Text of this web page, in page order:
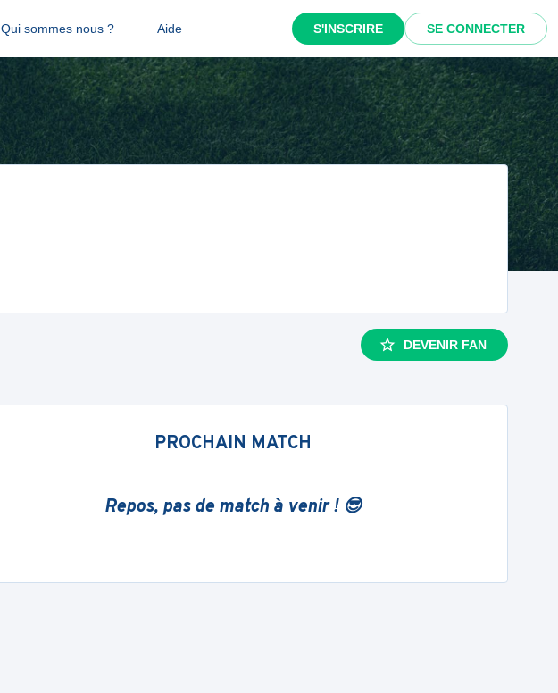
Qui sommes nous ? Aide S'INSCRIRE SE CONNECTER
DEVENIR FAN
PROCHAIN MATCH
Repos, pas de match à venir ! 😎